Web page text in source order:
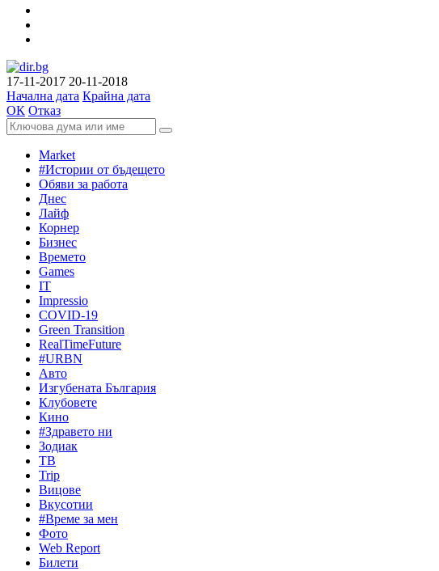
17-11-2017 20-11-2018
Начална дата Крайна дата
ОК Отказ
Market
#Истории от бъдещето
Обяви за работа
Днес
Лайф
Корнер
Бизнес
Времето
Games
IT
Impressio
COVID-19
Green Transition
RealTimeFuture
#URBN
Авто
Изгубената България
Клубовете
Кино
#Здравето ни
Зодиак
ТВ
Trip
Вицове
Вкусотии
#Време за мен
Фото
Web Report
Билети